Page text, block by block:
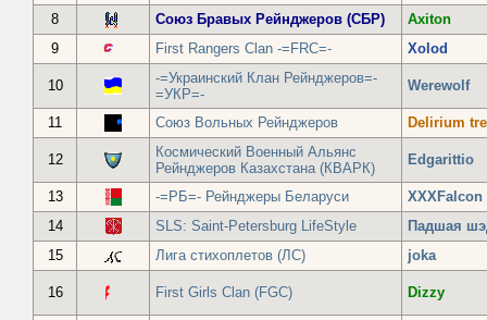
8
Союз Бравых Рейнджеров (СБР)
Axiton
9
First Rangers Clan -=FRC=- Xolod
10
-=Украинский Клан Рейнджеров=-
=УКР=-
Werewolf
11 Союз Вольных Рейнджеров Delirium
12
Космический Военный Альянс
Рейнджеров Казахстана (КВАРК)
Edgarittio
13 -=РБ=- Рейнджеры Беларуси
XХXFalcon
14
SLS: Saint-Petersburg LifeStyle
Падшая
15
Лига стихоплетов (ЛС) joka
16 First Girls Clan (FGC) Dizzy